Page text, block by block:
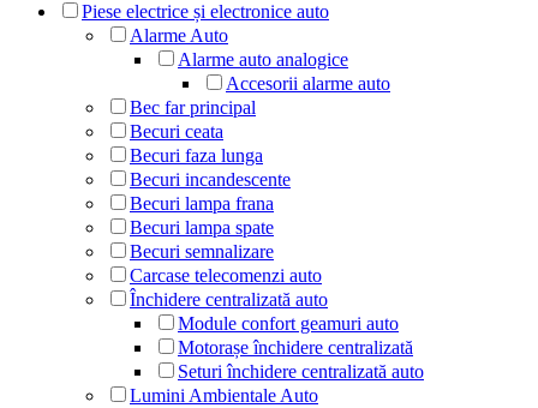
Piese electrice și electronice auto
Alarme Auto
Alarme auto analogice
Accesorii alarme auto
Bec far principal
Becuri ceata
Becuri faza lunga
Becuri incandescente
Becuri lampa frana
Becuri lampa spate
Becuri semnalizare
Carcase telecomenzi auto
Închidere centralizată auto
Module confort geamuri auto
Motorașe închidere centralizată
Seturi închidere centralizată auto
Lumini Ambientale Auto